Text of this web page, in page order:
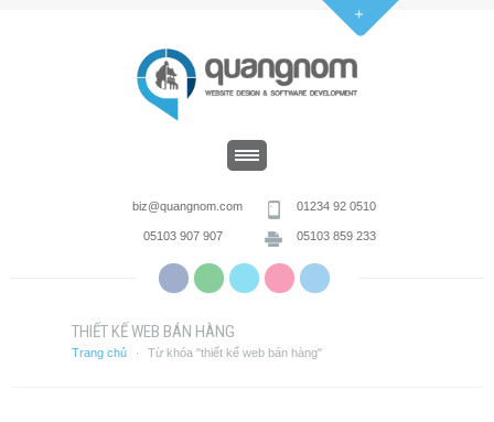
biz@quangnom.com 01234 92 0510
05103 907 907 05103 859 233
THIẾT KẾ WEB BÁN HÀNG
Trang chủ · Từ khóa "thiết kế web bán hàng"